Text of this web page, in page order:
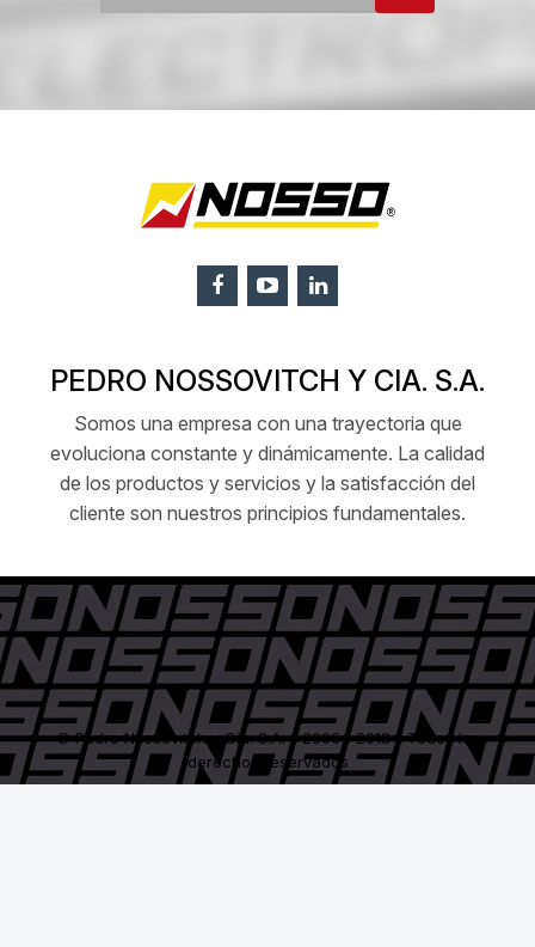
PEDRO NOSSOVITCH Y CIA. S.A.
Somos una empresa con una trayectoria que
evoluciona constante y dinámicamente. La calidad
de los productos y servicios y la satisfacción del
cliente son nuestros principios fundamentales.
© Pedro Nossovitch y Cía. S.A. - 2006 / 2018 - Todos los
derechos reservados